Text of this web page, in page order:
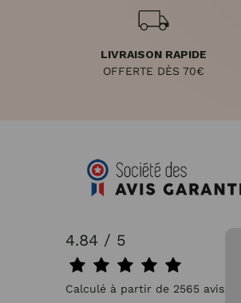
LIVRAISON RAPIDE
OFFERTE DÈS 70€
4.84 / 5
Calculé à partir de 2565 avis.
31/07/2026